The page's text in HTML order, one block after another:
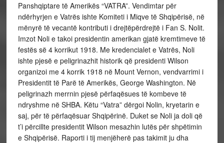
Panshqiptare të Amerikës “VATRA”. Vendimtar për
ndërhyrjen e Vatrës ishte Komiteti i Miqve të Shqipërisë, në
mënyrë të vecantë kontributi i drejtëpërdrejtë i Fan S. Nolit.
Imzot Noli e takoi presidentin amerikan gjatë kremtimeve të
festës së 4 korrikut 1918. Me kredencialet e Vatrës, Noli
ishte pjesë e peligrinazhit historik që presidenti Wilson
organizoi me 4 korrik 1918 në Mount Vernon, vendvarrimi i
Presidentit të Parë të Amerikës, George Washington. Në
peligrinazh merrnin pjesë përfaqësues të kombeve të
ndryshme në SHBA. Këtu “Vatra” dërgoi Nolin, kryetarin e
saj, për të përfaqësuar Shqipërinë. Duket se Noli ja doli që
t’i përcillte presidentit Wilson mesazhin lutës për shpëtimin
e Shqipërisë. Raporti i tij menjëherë pas takimit ju dha